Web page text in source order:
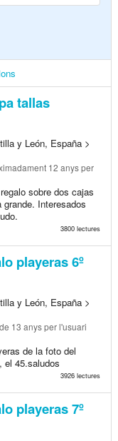
tallas
y León, España >
12 anysper
sobre dos cajas
grande. Interesados
3800 lectures
playeras 6º
y León, España >
13 anysper l'usuari
de la foto del
el 45.saludos
3926 lectures
playeras 7º